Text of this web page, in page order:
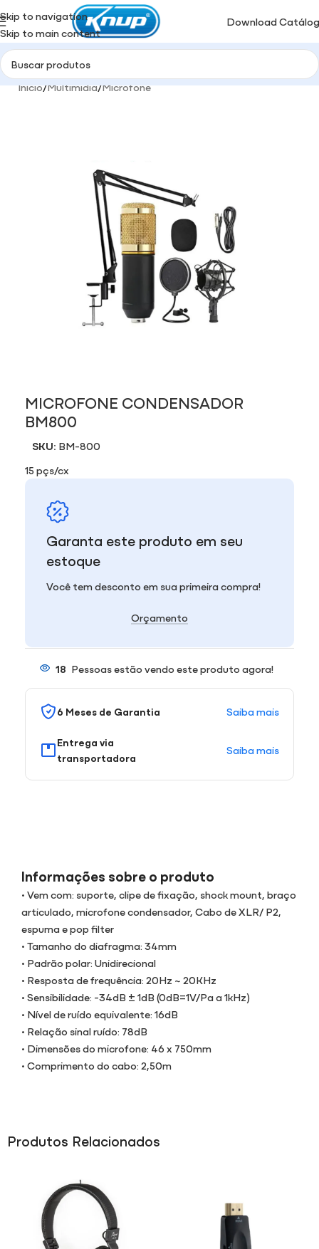
Skip to navigation
Skip to main content
Download
Início/Multimidia/Microfone
MICROFONE CONDENSADOR
BM800
SKU: BM-800
15 pçs/cx
Garanta este produto em seu
estoque
Você tem desconto em sua primeira compra!
Orçamento
18 Pessoas estão vendo este produto agora!
6 Meses de Garantia Saiba mais
Entrega via
transportadora
Saiba mais
Informações sobre o produto
• Vem com: suporte, clipe de fixação, shock mount, braço
articulado, microfone condensador, Cabo de XLR/ P2,
espuma e pop filter
• Tamanho do diafragma: 34mm
• Padrão polar: Unidirecional
• Resposta de frequência: 20Hz ~ 20KHz
• Sensibilidade: -34dB ± 1dB (0dB=1V/Pa a 1kHz)
• Nível de ruído equivalente: 16dB
• Relação sinal ruído: 78dB
• Dimensões do microfone: 46 x 750mm
• Comprimento do cabo: 2,50m
Produtos Relacionados